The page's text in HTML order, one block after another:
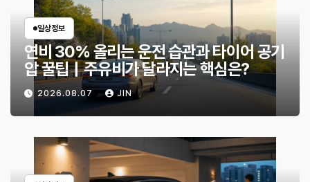
일상정보
연비 30% 올리는 운전 습관과 타이어 공기
압 꿀팁｜주유비가 달라지는 핵심은?
2026.08.07 JIN